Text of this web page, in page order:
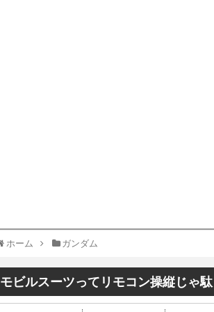
ホーム ガンダム
モビルスーツってリモコン操縦じゃ